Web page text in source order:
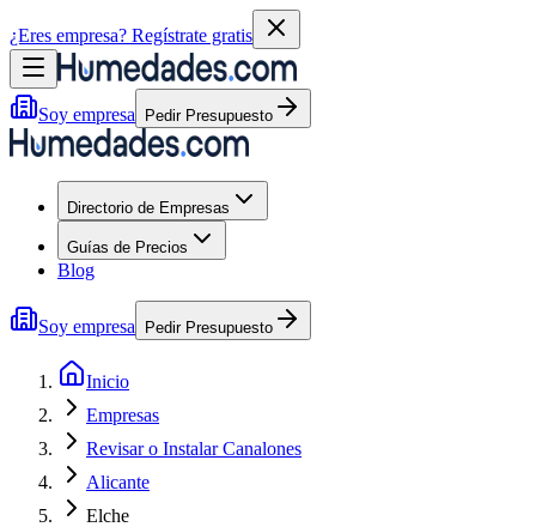
¿Eres empresa? Regístrate gratis
Soy empresa Pedir Presupuesto
Directorio de Empresas
Guías de Precios
Blog
Soy empresa Pedir Presupuesto
Inicio
Empresas
Revisar o Instalar Canalones
Alicante
Elche